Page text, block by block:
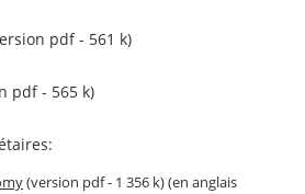
pdf - 561 k)
pdf - 565 k)
(version pdf - 1 356 k) (en anglais